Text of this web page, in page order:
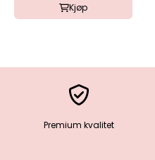
Kjøp
Premium kvalitet